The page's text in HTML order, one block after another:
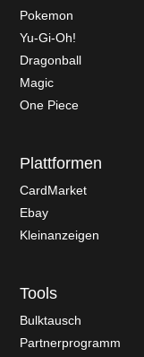
Pokemon
Yu-Gi-Oh!
Dragonball
Magic
One Piece
Plattformen
CardMarket
Ebay
Kleinanzeigen
Tools
Bulktausch
Partnerprogramm